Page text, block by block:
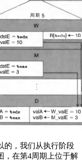
的，我们从执行阶段
，在第4周期上位于解